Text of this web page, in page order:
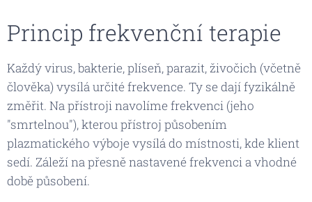
Princip frekvenční terapie
Každý virus, bakterie, plíseň, parazit, živočich (včetně
člověka) vysílá určité frekvence. Ty se dají fyzikálně
změřit. Na přístroji navolíme frekvenci (jeho
"smrtelnou"), kterou přístroj působením
plazmatického výboje vysílá do místnosti, kde klient
sedí. Záleží na přesně nastavené frekvenci a vhodné
době působení.